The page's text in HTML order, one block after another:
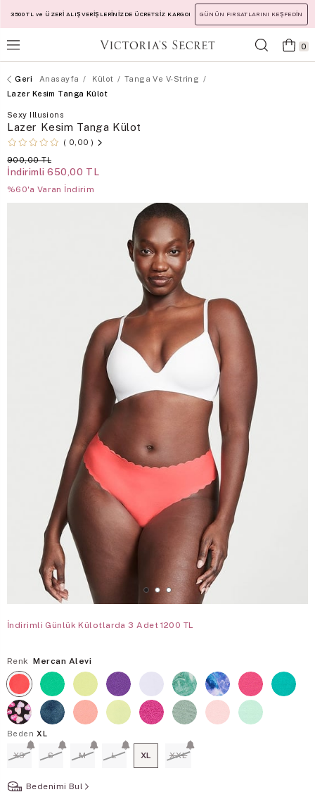
3500 TL ve ÜZERİ ALIŞVERİŞLERİNİZDE ÜCRETSİZ KARGO! GÜNÜN FIRSATLARINI KEŞFEDİN
0
Anasayfa Külot
Tanga Ve V-String
Lazer Kesim Tanga Külot
Sexy Illusions
Lazer Kesim Tanga Külot
0,00
900,00 TL
İndirimli 650,00 TL
%60'a Varan İndirim
İndirimli Günlük Külotlarda 3 Adet 1200 TL
Renk Mercan Alevi
Beden XL
XS S M L XL XXL
Bedenimi Bul